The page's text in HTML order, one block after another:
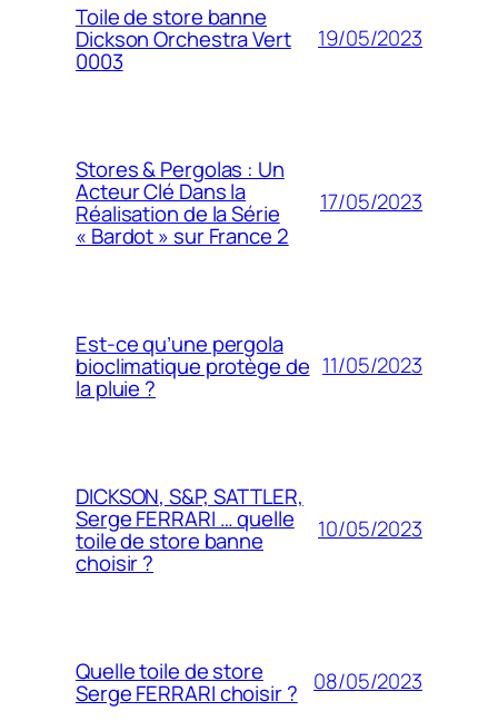
Toile de store banne
Dickson Orchestra Vert
0003
19/05/2023
Stores & Pergolas : Un
Acteur Clé Dans la
Réalisation de la Série
« Bardot » sur France 2
17/05/2023
Est-ce qu’une pergola
bioclimatique protège de
la pluie ?
11/05/2023
DICKSON, S&P, SATTLER,
Serge FERRARI … quelle
toile de store banne
choisir ?
10/05/2023
Quelle toile de store
Serge FERRARI choisir ? 08/05/2023